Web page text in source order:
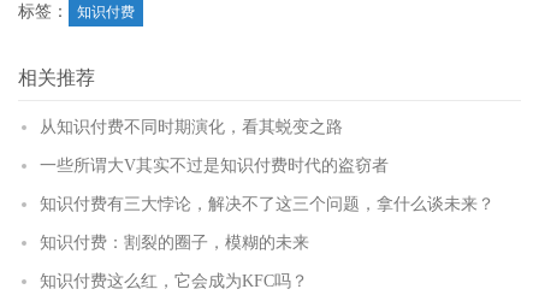
标签：
知识付费
相关推荐
从知识付费不同时期演化，看其蜕变之路
一些所谓大V其实不过是知识付费时代的盗窃者
知识付费有三大悖论，解决不了这三个问题，拿什么谈未来？
知识付费：割裂的圈子，模糊的未来
知识付费这么红，它会成为KFC吗？